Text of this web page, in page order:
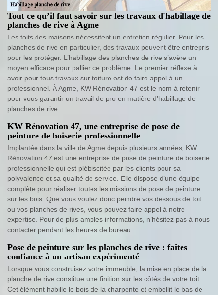
Tout ce qu’il faut savoir sur les travaux d'habillage de
planches de rive à Agme
Les toits des maisons nécessitent un entretien régulier. Pour les
planches de rive en particulier, des travaux peuvent être entrepris
pour les protéger. L’habillage des planches de rive s’avère un
moyen efficace pour pallier ce problème. Le premier réflexe à
avoir pour tous travaux sur toiture est de faire appel à un
professionnel. À Agme, KW Rénovation 47 est le nom à retenir
pour vous garantir un travail de pro en matière d’habillage de
planches de rive.
KW Rénovation 47, une entreprise de pose de
peinture de boiserie professionnelle
Implantée dans la ville de Agme depuis plusieurs années, KW
Rénovation 47 est une entreprise de pose de peinture de boiserie
professionnelle qui est plébiscitée par les clients pour sa
polyvalence et sa qualité de service. Elle dispose d’une équipe
complète pour réaliser toutes les missions de pose de peinture
sur les bois. Que vous voulez donc peindre vos dessous de toit
ou vos planches de rives, vous pouvez faire appel à notre
expertise. Pour de plus amples informations, n’hésitez pas à nous
contacter pendant les heures de bureau.
Pose de peinture sur les planches de rive : faites
confiance à un artisan expérimenté
Lorsque vous construisez votre immeuble, la mise en place de la
planche de rive constitue une finition sur les côtés de votre toit.
Cet élément habille le bois de la charpente et embellit le bas de